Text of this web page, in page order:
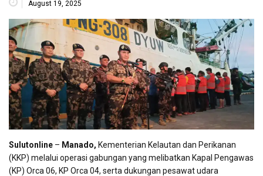
August 19, 2025
Sulutonline – Manado, Kementerian Kelautan dan Perikanan
(KKP) melalui operasi gabungan yang melibatkan Kapal Pengawas
(KP) Orca 06, KP Orca 04, serta dukungan pesawat udara